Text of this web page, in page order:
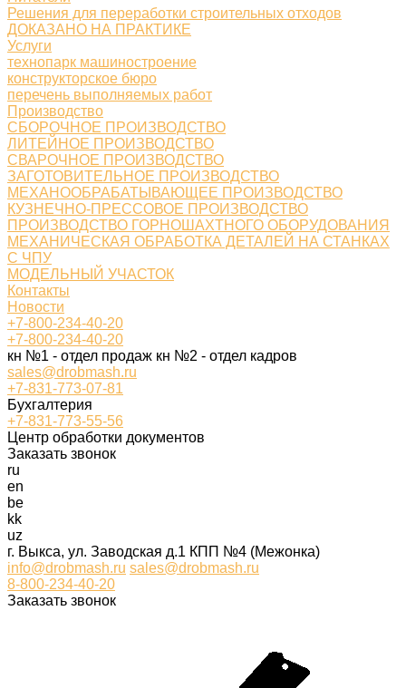
Решения для переработки строительных отходов
ДОКАЗАНО НА ПРАКТИКЕ
Услуги
технопарк машиностроение
конструкторское бюро
перечень выполняемых работ
Производство
СБОРОЧНОЕ ПРОИЗВОДСТВО
ЛИТЕЙНОЕ ПРОИЗВОДСТВО
СВАРОЧНОЕ ПРОИЗВОДСТВО
ЗАГОТОВИТЕЛЬНОЕ ПРОИЗВОДСТВО
МЕХАНООБРАБАТЫВАЮЩЕЕ ПРОИЗВОДСТВО
КУЗНЕЧНО-ПРЕССОВОЕ ПРОИЗВОДСТВО
ПРОИЗВОДСТВО ГОРНОШАХТНОГО ОБОРУДОВАНИЯ
МЕХАНИЧЕСКАЯ ОБРАБОТКА ДЕТАЛЕЙ НА СТАНКАХ
С ЧПУ
МОДЕЛЬНЫЙ УЧАСТОК
Контакты
Новости
+7-800-234-40-20
+7-800-234-40-20
кн №1 - отдел продаж кн №2 - отдел кадров
sales@drobmash.ru
+7-831-773-07-81
Бухгалтерия
+7-831-773-55-56
Центр обработки документов
Заказать звонок
ru
en
be
kk
uz
г. Выкса, ул. Заводская д.1 КПП №4 (Межонка)
info@drobmash.ru sales@drobmash.ru
8-800-234-40-20
Заказать звонок